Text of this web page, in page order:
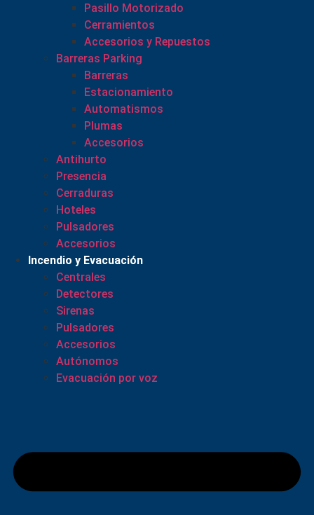
Pasillo Motorizado
Cerramientos
Accesorios y Repuestos
Barreras Parking
Barreras
Estacionamiento
Automatismos
Plumas
Accesorios
Antihurto
Presencia
Cerraduras
Hoteles
Pulsadores
Accesorios
Incendio y Evacuación
Centrales
Detectores
Sirenas
Pulsadores
Accesorios
Autónomos
Evacuación por voz